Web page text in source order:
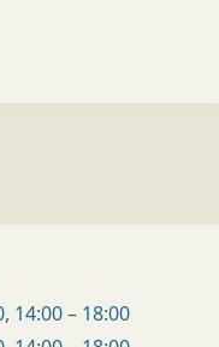
14:00 – 18:00